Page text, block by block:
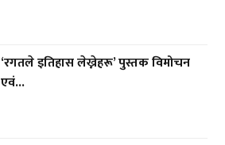
‘रगतले इतिहास लेख्नेहरू’ पुस्तक विमोचन
एवं...